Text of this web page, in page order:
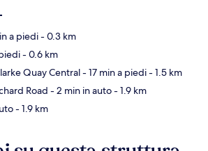
a piedi- 0.3 km
- 0.6 km
Quay Central- 17 min a piedi- 1.5 km
Road - 2 min in auto- 1.9 km
- 1.9 km